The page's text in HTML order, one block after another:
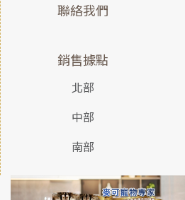
聯絡我們
銷售據點
北部
中部
南部